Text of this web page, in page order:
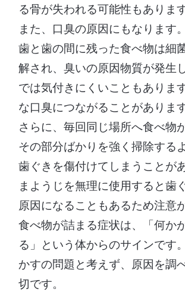
る骨が失われる可能性もあります
また、口臭の原因にもなります。
歯と歯の間に残った食べ物は細
解され、臭いの原因物質が発生
では気付きにくいこともありま
な口臭につながることがあります
さらに、毎回同じ場所へ食べ物
その部分ばかりを強く掃除する
歯ぐきを傷付けてしまうことが
まようじを無理に使用すると歯
原因になることもあるため注意
食べ物が詰まる症状は、「何か
る」という体からのサインです
かすの問題と考えず、原因を調
切です。